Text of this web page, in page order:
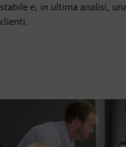
stabile e, in ultima analisi,
clienti.